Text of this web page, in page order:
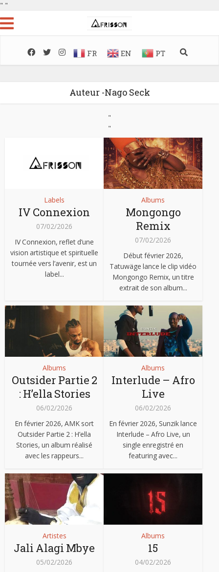
" "
FR EN PT
Auteur -Nago Seck
"
"
Labels
IV Connexion
07/02/2026
IV Connexion, reflet d’une
vision artistique et spirituelle
tournée vers l’avenir, est un
label...
Albums
Mongongo
Remix
07/02/2026
Début février 2026,
Tatuwäge lance le clip vidéo
Mongongo Remix, un titre
extrait de son album...
Albums
Outsider Partie 2
: H’ella Stories
06/02/2026
En février 2026, AMK sort
Outsider Partie 2 : H’ella
Stories, un album réalisé
avec les rappeurs...
Albums
Interlude – Afro
Live
06/02/2026
En février 2026, Sunzik lance
Interlude – Afro Live, un
single enregistré en
featuring avec...
Artistes
Jali Alagi Mbye
05/02/2026
Albums
15
04/02/2026